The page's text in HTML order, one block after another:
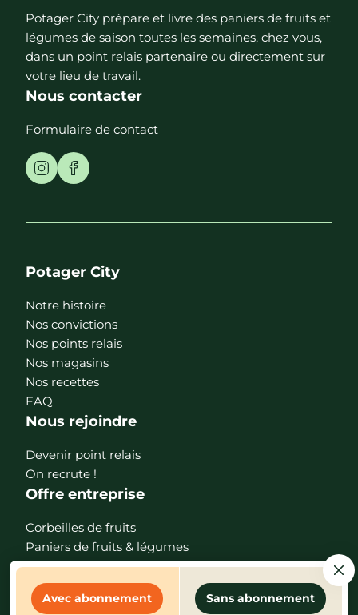
Avec abonnement Sans abonnement
Potager City prépare et livre des paniers de fruits et
légumes de saison toutes les semaines, chez vous,
dans un point relais partenaire ou directement sur
votre lieu de travail.
Nous contacter
Formulaire de contact
Potager City
Notre histoire
Nos convictions
Nos points relais
Nos magasins
Nos recettes
FAQ
Nous rejoindre
Devenir point relais
On recrute !
Offre entreprise
Corbeilles de fruits
Paniers de fruits & légumes
Téléchargez l'app